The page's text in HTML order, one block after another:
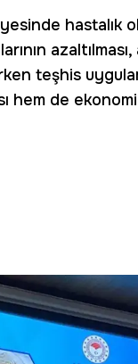
hastalık
teşhis
hem de